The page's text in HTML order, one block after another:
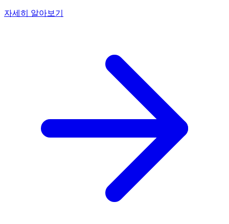
자세히 알아보기